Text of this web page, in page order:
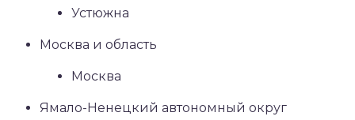
Устюжна
Москва и область
Москва
Ямало-Ненецкий автономный округ